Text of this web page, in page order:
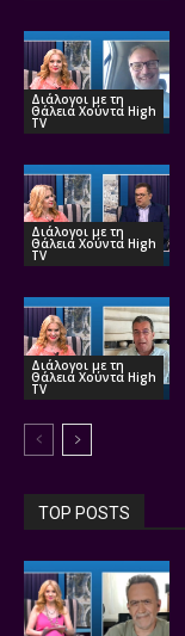
Διάλογοι με τη
Θάλεια Χούντα High
TV
Διάλογοι με τη
Θάλεια Χούντα High
TV
Διάλογοι με τη
Θάλεια Χούντα High
TV
TOP POSTS